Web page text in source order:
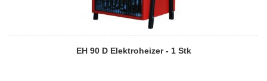
EH 90 D Elektroheizer - 1 Stk